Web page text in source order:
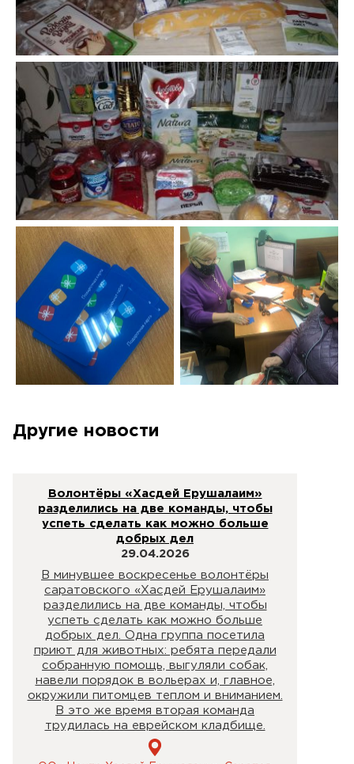
Другие новости
Волонтёры «Хасдей Ерушалаим»
разделились на две команды, чтобы
успеть сделать как можно больше
добрых дел
29.04.2026
В минувшее воскресенье волонтёры
саратовского «Хасдей Ерушалаим»
разделились на две команды, чтобы
успеть сделать как можно больше
добрых дел. Одна группа посетила
приют для животных: ребята передали
собранную помощь, выгуляли собак,
навели порядок в вольерах и, главное,
окружили питомцев теплом и вниманием.
В это же время вторая команда
трудилась на еврейском кладбище.